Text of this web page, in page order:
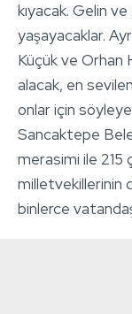
kıyacak. Gelin
yaşayacaklar.
Küçük ve Orhan
alacak, en
onlar için
Sancaktepe
merasimi ile 215
milletvekillerinin
binlerce